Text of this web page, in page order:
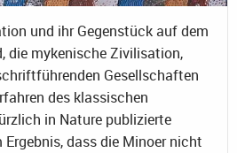
und ihr Gegenstück auf dem
die mykenische Zivilisation,
Gesellschaften
des klassischen
in Nature publizierte
dass die Minoer nicht